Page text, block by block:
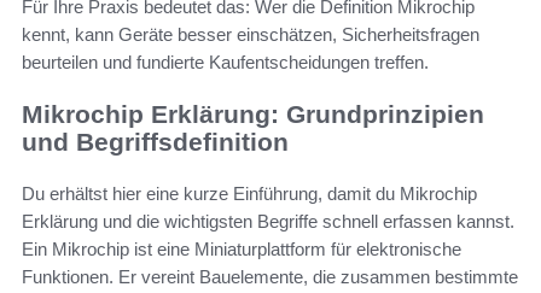
Für Ihre Praxis bedeutet das: Wer die Definition Mikrochip
kennt, kann Geräte besser einschätzen, Sicherheitsfragen
beurteilen und fundierte Kaufentscheidungen treffen.
Mikrochip Erklärung: Grundprinzipien
und Begriffsdefinition
Du erhältst hier eine kurze Einführung, damit du Mikrochip
Erklärung und die wichtigsten Begriffe schnell erfassen kannst.
Ein Mikrochip ist eine Miniaturplattform für elektronische
Funktionen. Er vereint Bauelemente, die zusammen bestimmte